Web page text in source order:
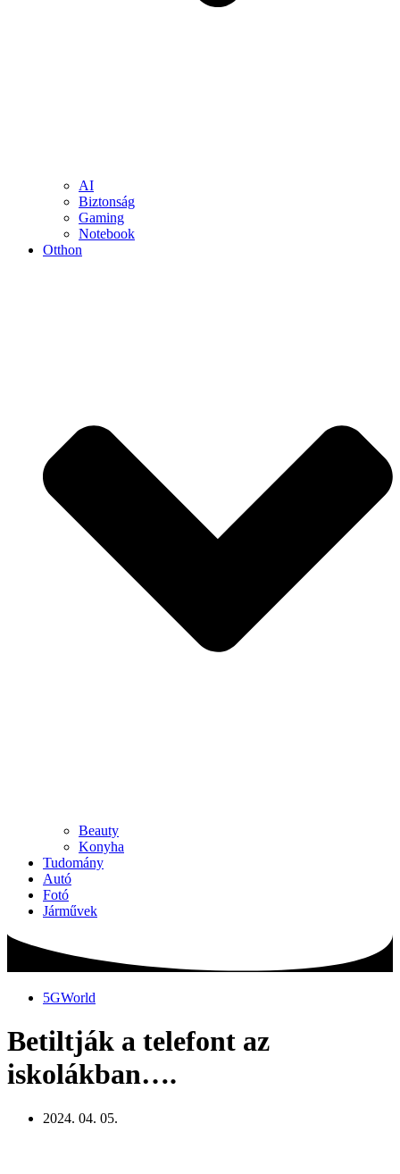
AI
Biztonság
Gaming
Notebook
Otthon
Beauty
Konyha
Tudomány
Autó
Fotó
Járművek
5GWorld
Betiltják a telefont az
iskolákban….
2024. 04. 05.